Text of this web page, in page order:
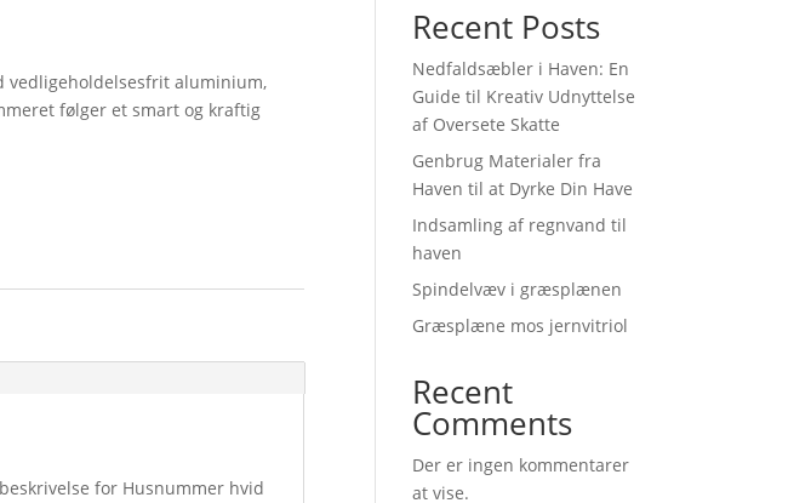
vedligeholdelsesfrit aluminium,
følger et smart og kraftig
for Husnummer hvid
Recent Posts
Nedfaldsæbler i Haven: En
Guide til Kreativ Udnyttelse
af Oversete Skatte
Genbrug Materialer fra
Haven til at Dyrke Din Have
Indsamling af regnvand til
haven
Spindelvæv i græsplænen
Græsplæne mos jernvitriol
Recent
Comments
Der er ingen kommentarer
at vise.